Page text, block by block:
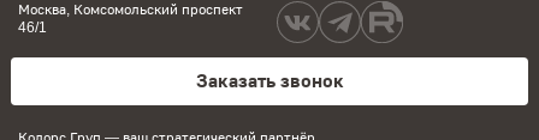
Москва, Комсомольский проспект
46/1
Заказать звонок